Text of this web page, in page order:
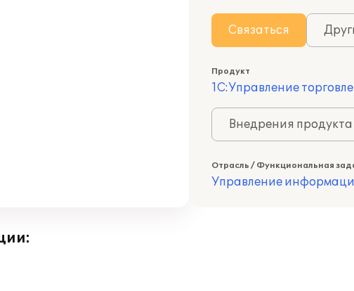
Связаться
Продукт
1С:Управление
Внедрения
Отрасль / Функциональная
Управление